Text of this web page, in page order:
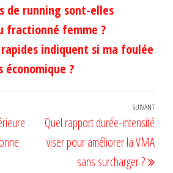
de running sont-elles
fractionné femme ?
indiquent si ma foulée
économique ?
SUIVANT
Quel rapport durée-intensité
viser pour améliorer la VMA
sans surcharger ?